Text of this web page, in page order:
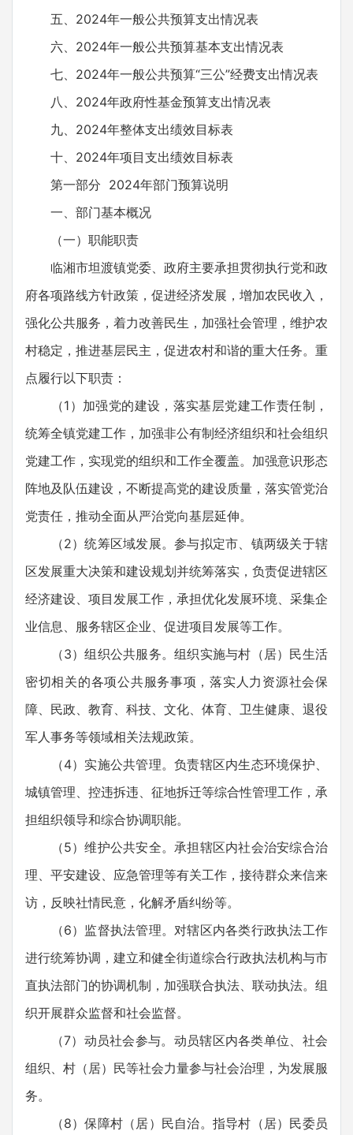
五、2024年一般公共预算支出情况表
六、2024年一般公共预算基本支出情况表
七、2024年一般公共预算“三公”经费支出情况表
八、2024年政府性基金预算支出情况表
九、2024年整体支出绩效目标表
十、2024年项目支出绩效目标表
第一部分 2024年部门预算说明
一、部门基本概况
（一）职能职责
临湘市坦渡镇党委、政府主要承担贯彻执行党和政
府各项路线方针政策，促进经济发展，增加农民收入，
强化公共服务，着力改善民生，加强社会管理，维护农
村稳定，推进基层民主，促进农村和谐的重大任务。重
点履行以下职责：
（1）加强党的建设，落实基层党建工作责任制，
统筹全镇党建工作，加强非公有制经济组织和社会组织
党建工作，实现党的组织和工作全覆盖。加强意识形态
阵地及队伍建设，不断提高党的建设质量，落实管党治
党责任，推动全面从严治党向基层延伸。
（2）统筹区域发展。参与拟定市、镇两级关于辖
区发展重大决策和建设规划并统筹落实，负责促进辖区
经济建设、项目发展工作，承担优化发展环境、采集企
业信息、服务辖区企业、促进项目发展等工作。
（3）组织公共服务。组织实施与村（居）民生活
密切相关的各项公共服务事项，落实人力资源社会保
障、民政、教育、科技、文化、体育、卫生健康、退役
军人事务等领域相关法规政策。
（4）实施公共管理。负责辖区内生态环境保护、
城镇管理、控违拆违、征地拆迁等综合性管理工作，承
担组织领导和综合协调职能。
（5）维护公共安全。承担辖区内社会治安综合治
理、平安建设、应急管理等有关工作，接待群众来信来
访，反映社情民意，化解矛盾纠纷等。
（6）监督执法管理。对辖区内各类行政执法工作
进行统筹协调，建立和健全街道综合行政执法机构与市
直执法部门的协调机制，加强联合执法、联动执法。组
织开展群众监督和社会监督。
（7）动员社会参与。动员辖区内各类单位、社会
组织、村（居）民等社会力量参与社会治理，为发展服
务。
（8）保障村（居）民自治。指导村（居）民委员